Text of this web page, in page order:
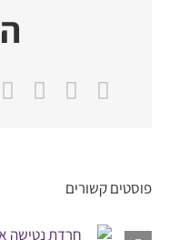
Facebook
פוסטים קשורים